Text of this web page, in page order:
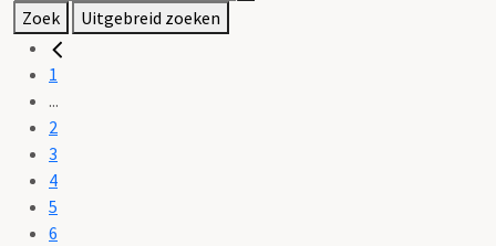
Zoek Uitgebreid zoeken
1
...
2
3
4
5
6